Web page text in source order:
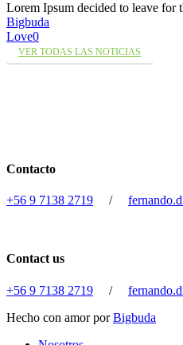
Lorem Ipsum decided to leave
Bigbuda
Love0
VER TODAS LAS NOTICIAS
Contacto
+56 9 7138 2719 /
Contact us
+56 9 7138 2719 /
Hecho con amor porBigbuda